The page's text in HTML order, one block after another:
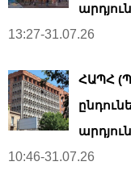
13:27-31.07.26
ՀԱՊՀ
10:46-31.07.26